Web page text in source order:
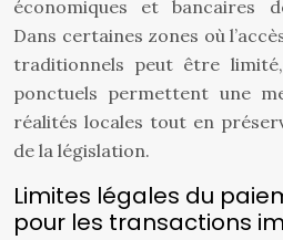
économiques et bancaires
Dans certaines zones où
traditionnels peut être limité,
ponctuels permettent une
réalités locales tout en
de la législation.
Limites légales du
pour les transactions